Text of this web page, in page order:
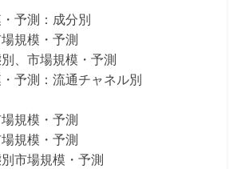
予測：成分別
規模・予測
、市場規模・予測
予測：流通チャネル別
規模・予測
規模・予測
市場規模・予測